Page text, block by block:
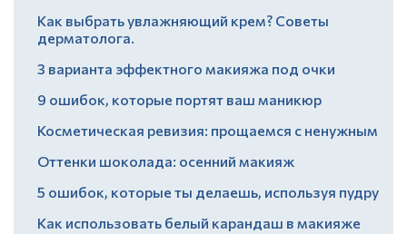
Как выбрать увлажняющий крем? Советы
дерматолога.
3 варианта эффектного макияжа под очки
9 ошибок, которые портят ваш маникюр
Косметическая ревизия: прощаемся с ненужным
Оттенки шоколада: осенний макияж
5 ошибок, которые ты делаешь, используя пудру
Как использовать белый карандаш в макияже